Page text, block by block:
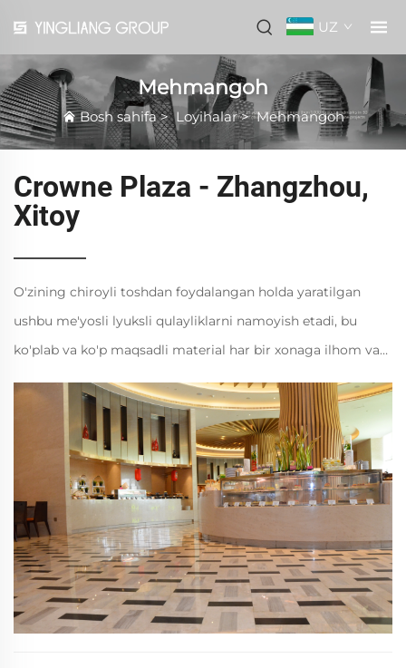
UZ
Mehmangoh
Bosh sahifa>Loyihalar>Mehmangoh
Crowne Plaza - Zhangzhou,
Xitoy
O'zining chiroyli toshdan foydalangan holda yaratilgan
ushbu me'yosli lyuksli qulayliklarni namoyish etadi, bu
ko'plab va ko'p maqsadli material har bir xonaga ilhom va
obro' keltiradi. Mehmonxonaning katta zalida chuqur, yer
rangli tonuslarining gullab-yashnashi bilan Elegant Brown
marmar devoriy pol ham bor...